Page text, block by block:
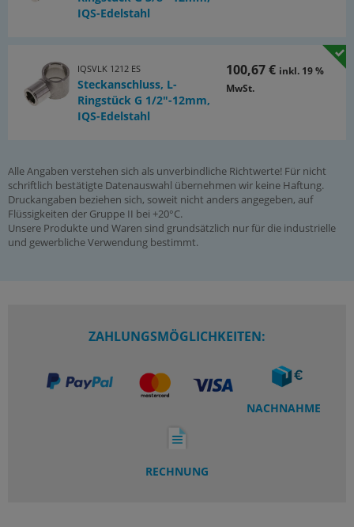
IQS-Edelstahl
IQSVLK 1212 ES
Steckanschluss, L-
Ringstück G 1/2"-12mm,
IQS-Edelstahl
100,67 € inkl. 19 %
MwSt.
Alle Angaben verstehen sich als unverbindliche Richtwerte! Für nicht
schriftlich bestätigte Datenauswahl übernehmen wir keine Haftung.
Druckangaben beziehen sich, soweit nicht anders angegeben, auf
Flüssigkeiten der Gruppe II bei +20°C.
Unsere Produkte und Waren sind grundsätzlich nur für die industrielle
und gewerbliche Verwendung bestimmt.
ZAHLUNGSMÖGLICHKEITEN:
NACHNAHME
RECHNUNG